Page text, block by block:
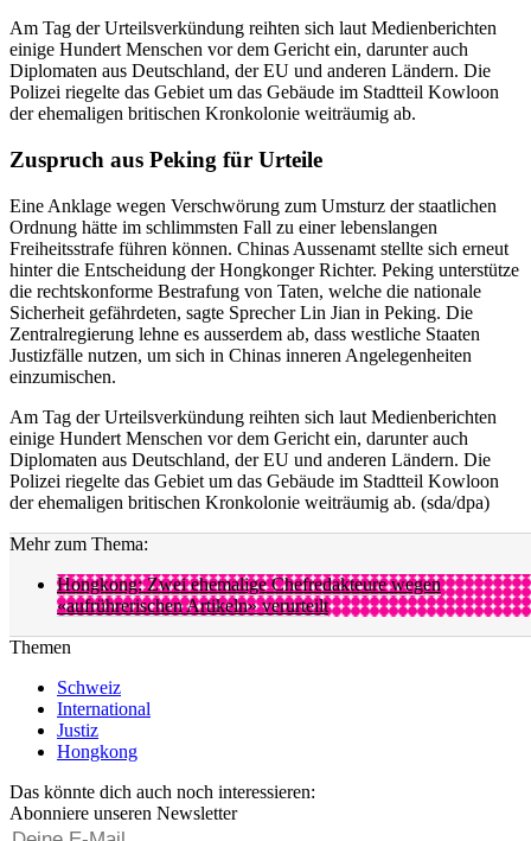
Am Tag der Urteilsverkündung reihten sich laut Medienberichten
einige Hundert Menschen vor dem Gericht ein, darunter auch
Diplomaten aus Deutschland, der EU und anderen Ländern. Die
Polizei riegelte das Gebiet um das Gebäude im Stadtteil Kowloon
der ehemaligen britischen Kronkolonie weiträumig ab.
Zuspruch aus Peking für Urteile
Eine Anklage wegen Verschwörung zum Umsturz der staatlichen
Ordnung hätte im schlimmsten Fall zu einer lebenslangen
Freiheitsstrafe führen können. Chinas Aussenamt stellte sich erneut
hinter die Entscheidung der Hongkonger Richter. Peking unterstütze
die rechtskonforme Bestrafung von Taten, welche die nationale
Sicherheit gefährdeten, sagte Sprecher Lin Jian in Peking. Die
Zentralregierung lehne es ausserdem ab, dass westliche Staaten
Justizfälle nutzen, um sich in Chinas inneren Angelegenheiten
einzumischen.
Am Tag der Urteilsverkündung reihten sich laut Medienberichten
einige Hundert Menschen vor dem Gericht ein, darunter auch
Diplomaten aus Deutschland, der EU und anderen Ländern. Die
Polizei riegelte das Gebiet um das Gebäude im Stadtteil Kowloon
der ehemaligen britischen Kronkolonie weiträumig ab. (sda/dpa)
Mehr zum Thema:
Hongkong: Zwei ehemalige Chefredakteure wegen
«aufrührerischen Artikeln» verurteilt
Themen
Schweiz
International
Justiz
Hongkong
Das könnte dich auch noch interessieren:
Abonniere unseren Newsletter